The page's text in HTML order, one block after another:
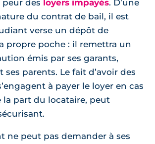
des loyers impayés. D’une
du contrat de bail, il est
verse un dépôt de
propre poche : il remettra un
émis par ses garants,
ses parents. Le fait d’avoir des
à payer le loyer en cas
la part du locataire, peut
ne peut pas demander à ses